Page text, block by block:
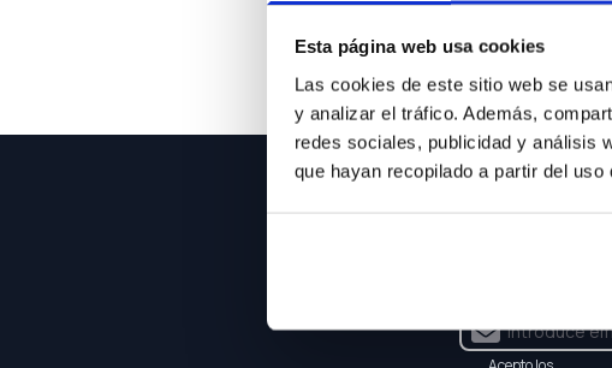
Esta página web usa cookies
Las cookies de este sitio web se
y analizar el tráfico. Además,
redes sociales, publicidad y análisis
que hayan recopilado a partir del
Suscríbete y